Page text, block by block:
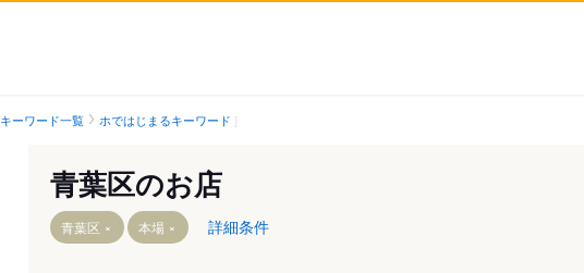
キーワード一覧 ホではじまるキーワード
青葉区のお店
青葉区 本場 詳細条件